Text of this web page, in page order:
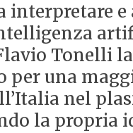
interpretare
Tonelli
per una
nel
la propria